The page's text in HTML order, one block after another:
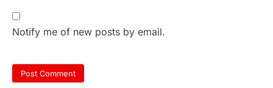
Notify me of new posts by email.